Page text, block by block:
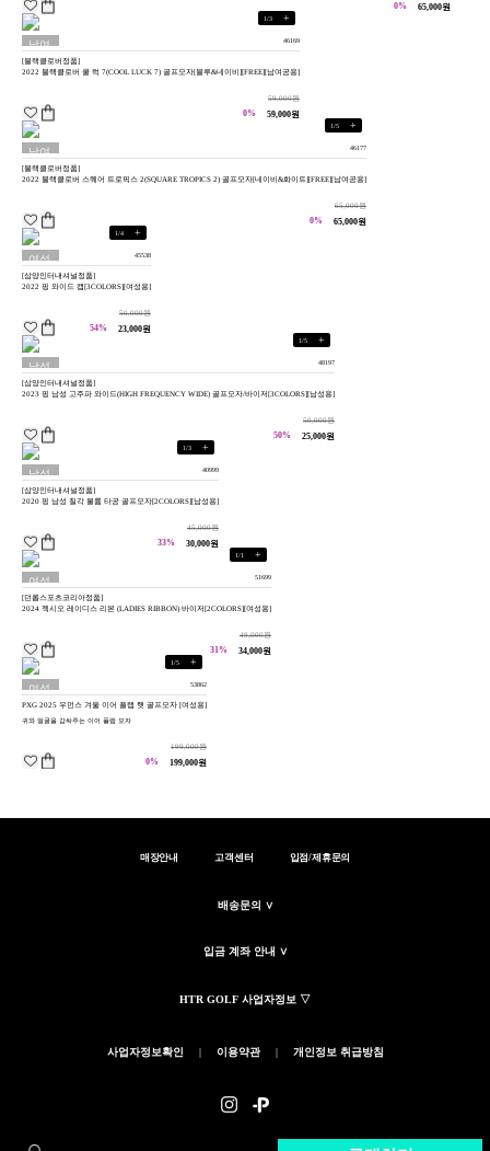
0% 65,000원
1/3 +
남여
공용
46169
[블랙클로버정품]
2022 블랙클로버 쿨 럭 7(COOL LUCK 7) 골프모자[블루&네이비][FREE][남여공용]
59,000원
0% 59,000원
1/5 +
남여
공용
46177
[블랙클로버정품]
2022 블랙클로버 스퀘어 트로픽스 2(SQUARE TROPICS 2) 골프모자[네이비&화이트][FREE][남여공용]
65,000원
0% 65,000원
1/4 +
여성
용
45538
[삼양인터내셔널정품]
2022 핑 와이드 캡[3COLORS][여성용]
50,000원
54% 23,000원
1/5 +
남성
용
48197
[삼양인터내셔널정품]
2023 핑 남성 고주파 와이드(HIGH FREQUENCY WIDE) 골프모자/바이저[3COLORS][남성용]
50,000원
50% 25,000원
1/3 +
남성
용
40999
[삼양인터내셔널정품]
2020 핑 남성 칠각 볼륨 타공 골프모자[2COLORS][남성용]
45,000원
33% 30,000원
1/1 +
여성
용
51699
[던롭스포츠코리아정품]
2024 젝시오 레이디스 리본 (LADIES RIBBON) 바이저[2COLORS][여성용]
49,000원
31% 34,000원
1/5 +
여성
용
53862
PXG 2025 우먼스 겨울 이어 플랩 햇 골프모자 [여성용]
귀와 얼굴을 감싸주는 이어 플랩 모자
199,000원
0% 199,000원
매장안내 고객센터 입점/제휴문의
배송문의 ∨
입금 계좌 안내 ∨
HTR GOLF 사업자정보 ▽
사업자정보확인 | 이용약관 | 개인정보 취급방침